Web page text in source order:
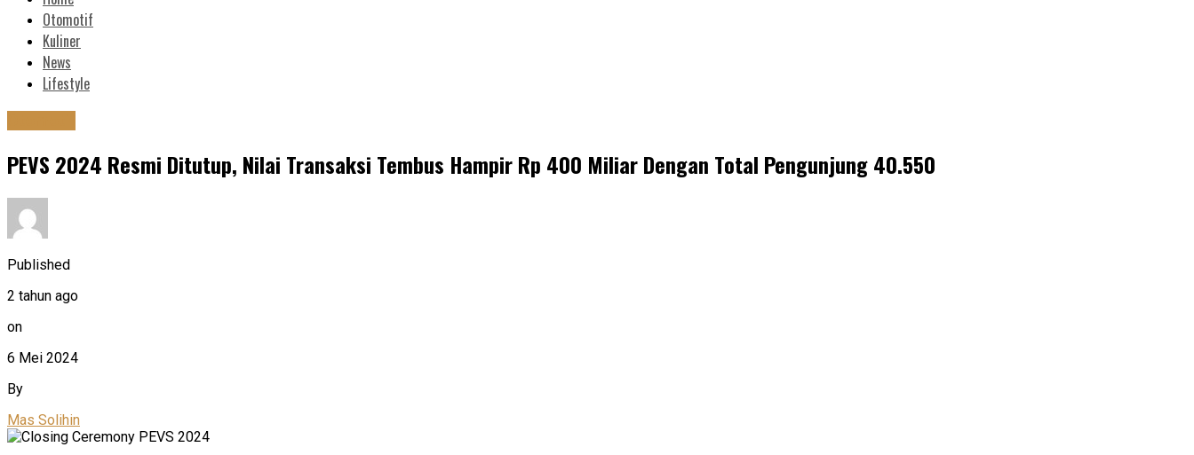
Otomotif
Kuliner
News
Lifestyle
PEVS 2024 Resmi Ditutup, Nilai Transaksi Tembus Hampir Rp 400 Miliar Dengan Total Pengunjung 40.550
Published
2 tahun ago
on
6 Mei 2024
By
Mas Solihin